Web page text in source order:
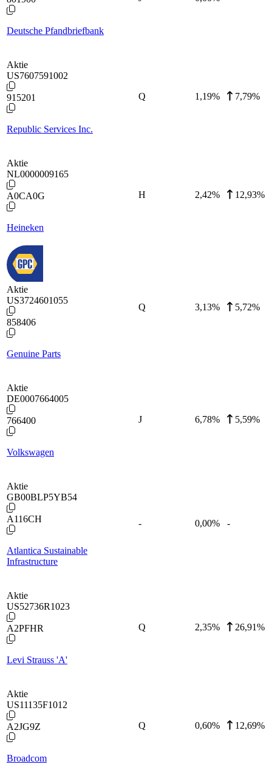
Deutsche Pfandbriefbank
Aktie
US7607591002
915201
Republic Services Inc.
Q 1,19% 7,79%
Aktie
NL0000009165
A0CA0G
Heineken
H 2,42% 12,93%
Aktie
US3724601055
858406
Genuine Parts
Q 3,13% 5,72%
Aktie
DE0007664005
766400
Volkswagen
J 6,78% 5,59%
Aktie
GB00BLP5YB54
A116CH
Atlantica Sustainable
Infrastructure
- 0,00% -
Aktie
US52736R1023
A2PFHR
Levi Strauss 'A'
Q 2,35% 26,91%
Aktie
US11135F1012
A2JG9Z
Broadcom
Q 0,60% 12,69%